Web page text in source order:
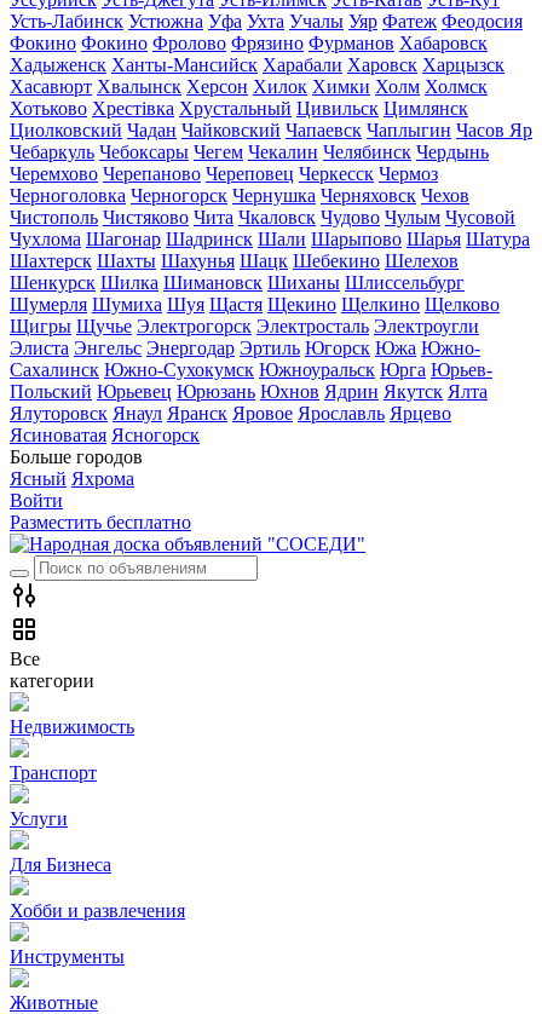
Усть-Лабинск Устюжна Уфа Ухта Учалы Уяр Фатеж Феодосия
Фокино Фокино Фролово Фрязино Фурманов Хабаровск
Хадыженск Ханты-Мансийск Харабали Харовск Харцызск
Хасавюрт Хвалынск Херсон Хилок Химки Холм Холмск
Хотьково Хрестівка Хрустальный Цивильск Цимлянск
Циолковский Чадан Чайковский Чапаевск Чаплыгин Часов Яр
Чебаркуль Чебоксары Чегем Чекалин Челябинск Чердынь
Черемхово Черепаново Череповец Черкесск Чермоз
Черноголовка Черногорск Чернушка Черняховск Чехов
Чистополь Чистяково Чита Чкаловск Чудово Чулым Чусовой
Чухлома Шагонар Шадринск Шали Шарыпово Шарья Шатура
Шахтерск Шахты Шахунья Шацк Шебекино Шелехов
Шенкурск Шилка Шимановск Шиханы Шлиссельбург
Шумерля Шумиха Шуя Щастя Щекино Щелкино Щелково
Щигры Щучье Электрогорск Электросталь Электроугли
Элиста Энгельс Энергодар Эртиль Югорск Южа Южно-
Сахалинск Южно-Сухокумск Южноуральск Юрга Юрьев-
Польский Юрьевец Юрюзань Юхнов Ядрин Якутск Ялта
Ялуторовск Янаул Яранск Яровое Ярославль Ярцево
Ясиноватая Ясногорск
Больше городов
Ясный Яхрома
Войти
Разместить бесплатно
Все
категории
Недвижимость
Транспорт
Услуги
Для Бизнеса
Хобби и развлечения
Инструменты
Животные